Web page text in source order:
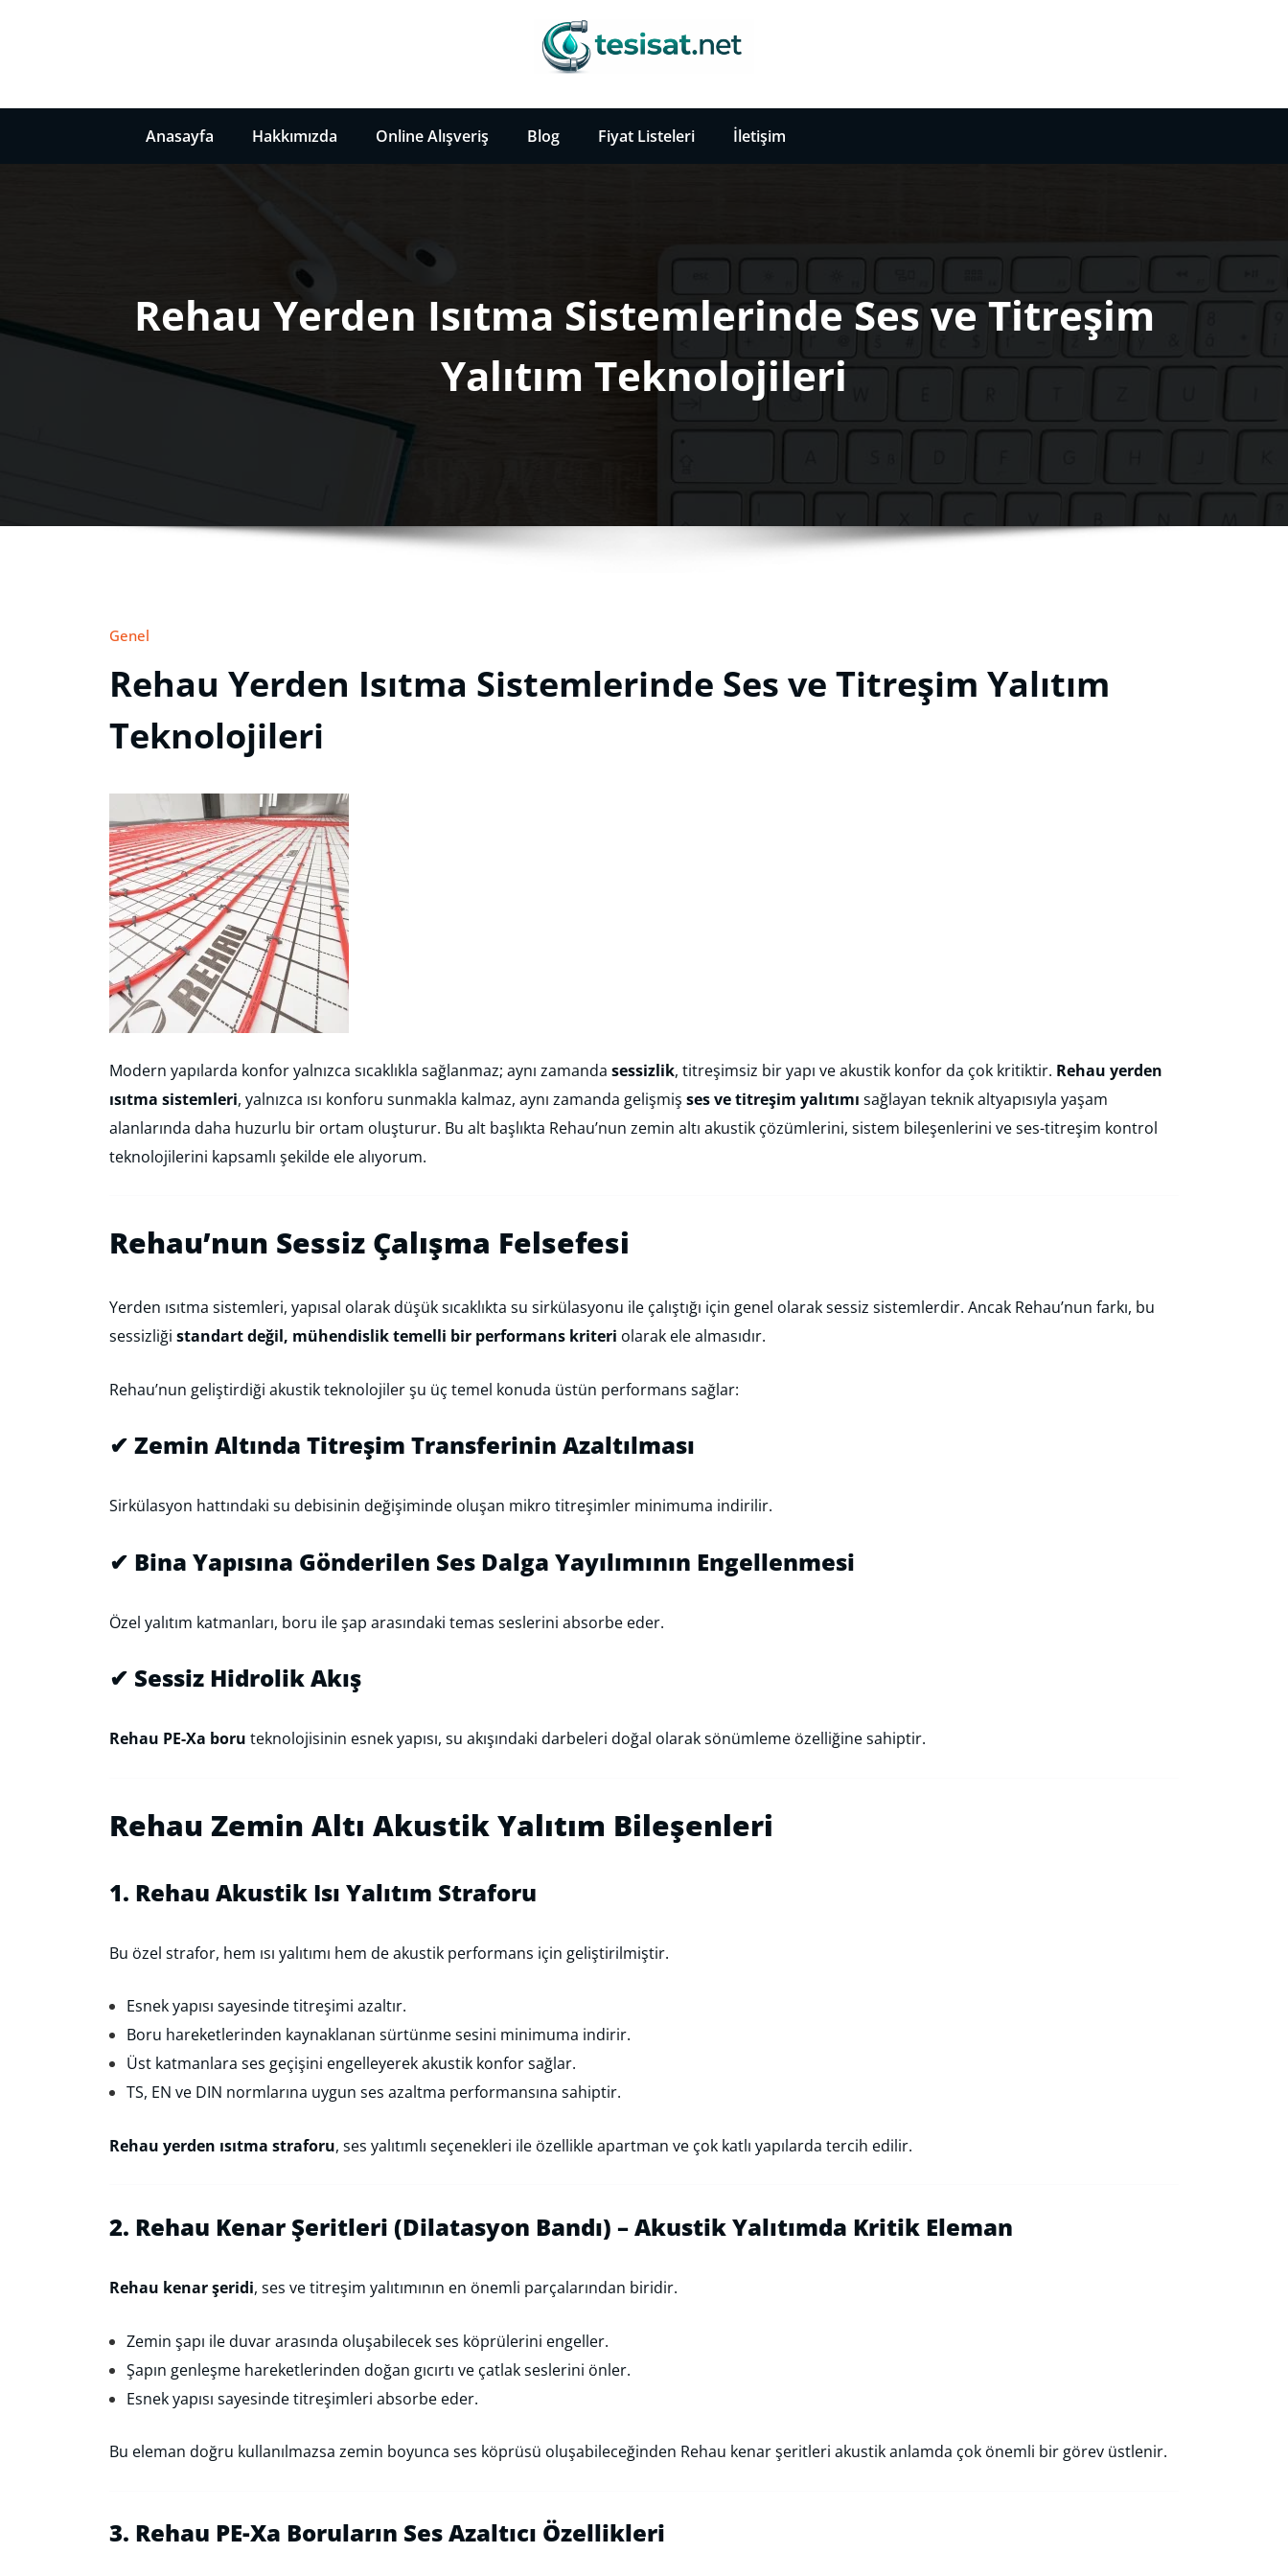
Tesisat Malzemeleri Hakkında Bilgiler
Anasayfa Hakkımızda Online Alışveriş Blog Fiyat Listeleri İletişim
Rehau Yerden Isıtma Sistemlerinde Ses ve Titreşim
Yalıtım Teknolojileri
Genel
Rehau Yerden Isıtma Sistemlerinde Ses ve Titreşim Yalıtım
Teknolojileri
Modern yapılarda konfor yalnızca sıcaklıkla sağlanmaz; aynı zamanda sessizlik, titreşimsiz bir yapı ve akustik konfor da çok kritiktir. Rehau yerden
ısıtma sistemleri, yalnızca ısı konforu sunmakla kalmaz, aynı zamanda gelişmiş ses ve titreşim yalıtımı sağlayan teknik altyapısıyla yaşam
alanlarında daha huzurlu bir ortam oluşturur. Bu alt başlıkta Rehau’nun zemin altı akustik çözümlerini, sistem bileşenlerini ve ses-titreşim kontrol
teknolojilerini kapsamlı şekilde ele alıyorum.
Rehau’nun Sessiz Çalışma Felsefesi
Yerden ısıtma sistemleri, yapısal olarak düşük sıcaklıkta su sirkülasyonu ile çalıştığı için genel olarak sessiz sistemlerdir. Ancak Rehau’nun farkı, bu
sessizliği standart değil, mühendislik temelli bir performans kriteri olarak ele almasıdır.
Rehau’nun geliştirdiği akustik teknolojiler şu üç temel konuda üstün performans sağlar:
✔ Zemin Altında Titreşim Transferinin Azaltılması
Sirkülasyon hattındaki su debisinin değişiminde oluşan mikro titreşimler minimuma indirilir.
✔ Bina Yapısına Gönderilen Ses Dalga Yayılımının Engellenmesi
Özel yalıtım katmanları, boru ile şap arasındaki temas seslerini absorbe eder.
✔ Sessiz Hidrolik Akış
Rehau PE-Xa boru teknolojisinin esnek yapısı, su akışındaki darbeleri doğal olarak sönümleme özelliğine sahiptir.
Rehau Zemin Altı Akustik Yalıtım Bileşenleri
1. Rehau Akustik Isı Yalıtım Straforu
Bu özel strafor, hem ısı yalıtımı hem de akustik performans için geliştirilmiştir.
Esnek yapısı sayesinde titreşimi azaltır.
Boru hareketlerinden kaynaklanan sürtünme sesini minimuma indirir.
Üst katmanlara ses geçişini engelleyerek akustik konfor sağlar.
TS, EN ve DIN normlarına uygun ses azaltma performansına sahiptir.
Rehau yerden ısıtma straforu, ses yalıtımlı seçenekleri ile özellikle apartman ve çok katlı yapılarda tercih edilir.
2. Rehau Kenar Şeritleri (Dilatasyon Bandı) – Akustik Yalıtımda Kritik Eleman
Rehau kenar şeridi, ses ve titreşim yalıtımının en önemli parçalarından biridir.
Zemin şapı ile duvar arasında oluşabilecek ses köprülerini engeller.
Şapın genleşme hareketlerinden doğan gıcırtı ve çatlak seslerini önler.
Esnek yapısı sayesinde titreşimleri absorbe eder.
Bu eleman doğru kullanılmazsa zemin boyunca ses köprüsü oluşabileceğinden Rehau kenar şeritleri akustik anlamda çok önemli bir görev üstlenir.
3. Rehau PE-Xa Boruların Ses Azaltıcı Özellikleri